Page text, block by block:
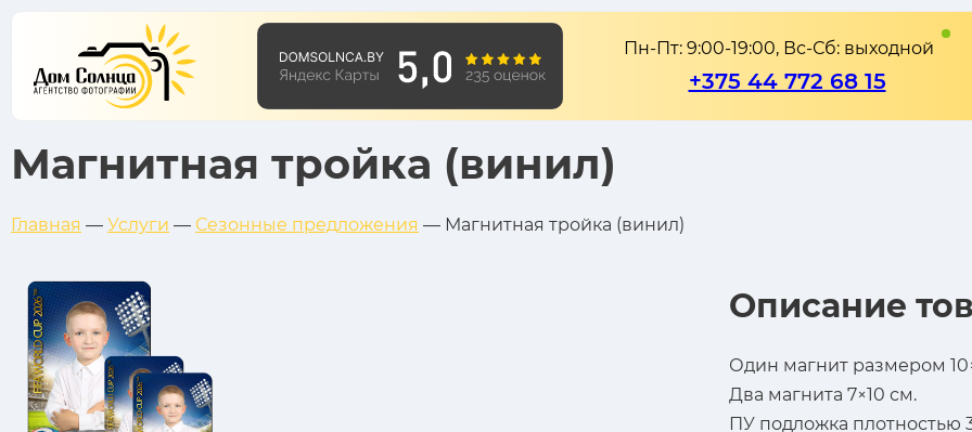
Пн-Пт: 9:00-19:00, Вс-Сб: выходной
+375 44 772 68 15
Магнитная тройка (винил)
Главная — Услуги — Сезонные предложения — Магнитная тройка (винил)
Описание
Один магнит размером
Два магнита 7×10 см.
ПУ подложка плотностью